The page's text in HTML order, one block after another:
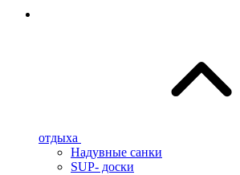
отдыха
Надувные санки
SUP- доски